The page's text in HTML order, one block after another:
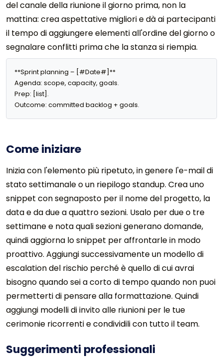
del canale della riunione il giorno prima, non la
mattina: crea aspettative migliori e dà ai partecipanti
il ​​tempo di aggiungere elementi all'ordine del giorno o
segnalare conflitti prima che la stanza si riempia.
**Sprint planning – [#Date#]**
Agenda: scope, capacity, goals.
Prep: [list].
Outcome: committed backlog + goals.
Come iniziare
Inizia con l'elemento più ripetuto, in genere l'e-mail di
stato settimanale o un riepilogo standup. Crea uno
snippet con segnaposto per il nome del progetto, la
data e da due a quattro sezioni. Usalo per due o tre
settimane e nota quali sezioni generano domande,
quindi aggiorna lo snippet per affrontarle in modo
proattivo. Aggiungi successivamente un modello di
escalation del rischio perché è quello di cui avrai
bisogno quando sei a corto di tempo quando non puoi
permetterti di pensare alla formattazione. Quindi
aggiungi modelli di invito alle riunioni per le tue
cerimonie ricorrenti e condividili con tutto il team.
Suggerimenti professionali